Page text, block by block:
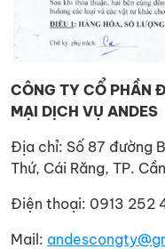
CÔNG TY CỔ PHẦN
MẠI DỊCH VỤ ANDES
Địa chỉ: Số 87 đường
Thứ, Cái Răng, TP.
Điện thoại: 0913 252
Mail: